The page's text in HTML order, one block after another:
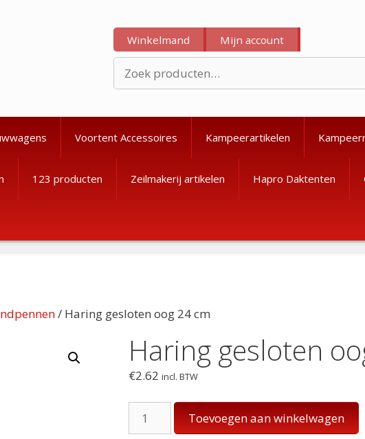
Winkelmand Mijn account
naar:
Voortent Accessoires Kampeerartikelen
123 producten Zeilmakerij artikelen Hapro Daktenten
/ Haring gesloten oog 24 cm
Haring gesloten
€2.62 incl. BTW
gesloten
Toevoegen aan winkelwagen